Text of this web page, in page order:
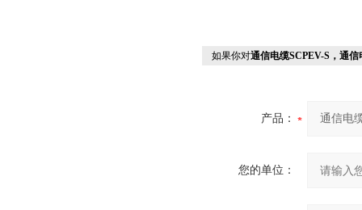
如果你对通信电缆SCPEV-S，通信
产品：
您的单位：